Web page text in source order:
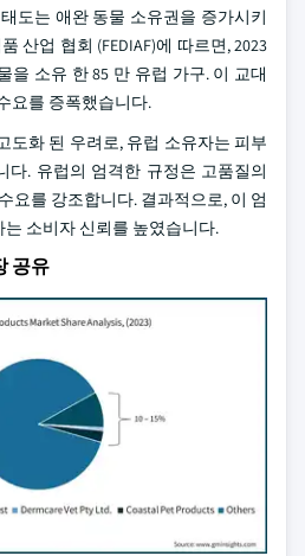
도는 애완 동물 소유권을 증가시키
산업 협회 (FEDIAF)에 따르면, 2023
을 소유 한 85 만 유럽 가구. 이 교대
요를 증폭했습니다.
도화 된 우려로, 유럽 소유자는 피부
다. 유럽의 엄격한 규정은 고품질의
요를 강조합니다. 결과적으로, 이 엄
소비자 신뢰를 높였습니다.
공유